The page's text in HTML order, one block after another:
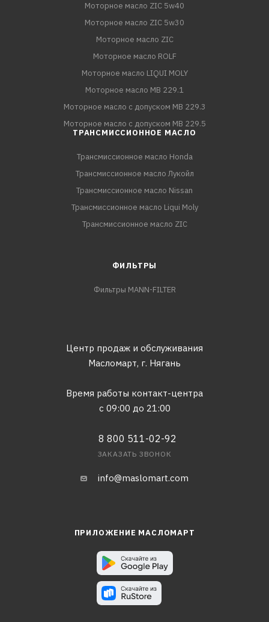
Моторное масло ZIC 5w40
Моторное масло ZIC 5w30
Моторное масло ZIC
Моторное масло ROLF
Моторное масло LIQUI MOLY
Моторное масло MB 229.1
Моторное масло с допуском MB 229.3
Моторное масло с допуском MB 229.5
ТРАНСМИССИОННОЕ МАСЛО
Трансмиссионное масло Honda
Трансмиссионное масло Лукойл
Трансмиссионное масло Nissan
Трансмиссионное масло Liqui Moly
Трансмиссионное масло ZIC
ФИЛЬТРЫ
Фильтры MANN-FILTER
Центр продаж и обслуживания
Масломарт, г. Нягань
Время работы контакт-центра
с 09:00 до 21:00
8 800 511-02-92
ЗАКАЗАТЬ ЗВОНОК
info@maslomart.com
ПРИЛОЖЕНИЕ МАСЛОМАРТ